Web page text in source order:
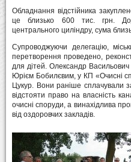
Обладнання відстійника
це близько 600 тис. грн.
центрального циліндру, сума
Супроводжуючи делегацію,
перетворення проведено,
для дітей. Олександр Васильович
Юрієм Бобилєвим, у КП «Очисні
Цукур. Вони раніше сплачували
відстояти право на власність
очисні споруди, а винахідлива
від оздоровчих закладів.